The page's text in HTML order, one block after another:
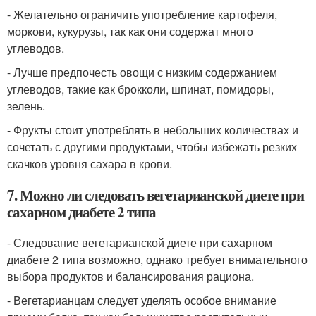
- Желательно ограничить употребление картофеля,
моркови, кукурузы, так как они содержат много
углеводов.
- Лучше предпочесть овощи с низким содержанием
углеводов, такие как брокколи, шпинат, помидоры,
зелень.
- Фрукты стоит употреблять в небольших количествах и
сочетать с другими продуктами, чтобы избежать резких
скачков уровня сахара в крови.
7. Можно ли следовать вегетарианской диете при
сахарном диабете 2 типа
- Следование вегетарианской диете при сахарном
диабете 2 типа возможно, однако требует внимательного
выбора продуктов и балансирования рациона.
- Вегетарианцам следует уделять особое внимание